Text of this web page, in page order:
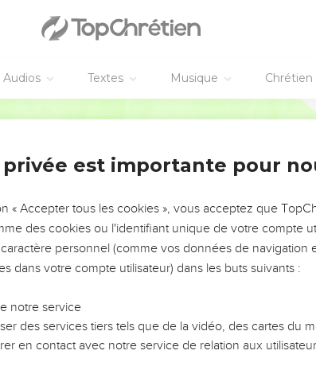
Audios Textes Musique Chrétien
DE L’ANNÉE !
?
leur foi ou leur vision. Mais on voit
traversés, alors même que ce sont
reviennent sur les erreurs
plus de sagesse afin que leurs erreurs
une équipe, un groupe ou une famille,
est importante pour
« Accepter tous les cookies », vous acceptez que
des cookies ou l'identifiant unique de votre compte
personnel (comme vos données de navigation
dans votre compte utilisateur) dans les buts suivants :
notre service
des services tiers tels que de la vidéo, des cartes du
en contact avec notre service de relation aux